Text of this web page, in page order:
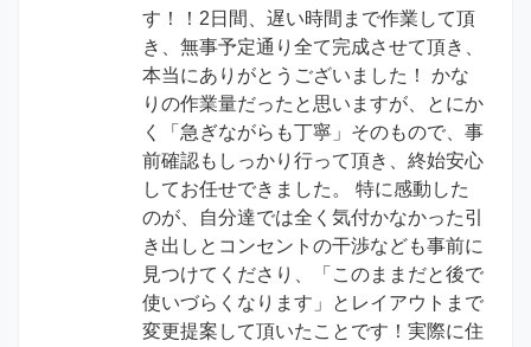
す！！2日間、遅い時間まで作業して頂
き、無事予定通り全て完成させて頂き、
本当にありがとうございました！ かな
りの作業量だったと思いますが、とにか
く「急ぎながらも丁寧」そのもので、事
前確認もしっかり行って頂き、終始安心
してお任せできました。 特に感動した
のが、自分達では全く気付かなかった引
き出しとコンセントの干渉なども事前に
見つけてくださり、「このままだと後で
使いづらくなります」とレイアウトまで
変更提案して頂いたことです！実際に住